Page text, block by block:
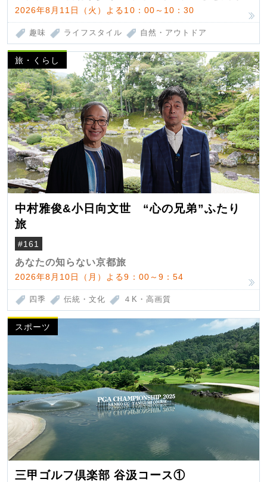
2026年8月11日（火）よる10：00～10：30
趣味 ライフスタイル 自然・アウトドア
旅・くらし
中村雅俊&小日向文世 “心の兄弟”ふたり
旅
#161
あなたの知らない京都旅
2026年8月10日（月）よる9：00～9：54
四季 伝統・文化 ４K・高画質
スポーツ
三甲ゴルフ倶楽部 谷汲コース①